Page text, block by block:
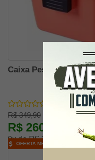
Caixa Pesca Plano
R$ 349,90
R$ 260,91 -25%
9x de R$ 32,21
OFERTA MELHOR PREÇO